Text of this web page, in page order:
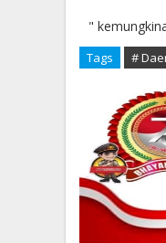
"
Tags #